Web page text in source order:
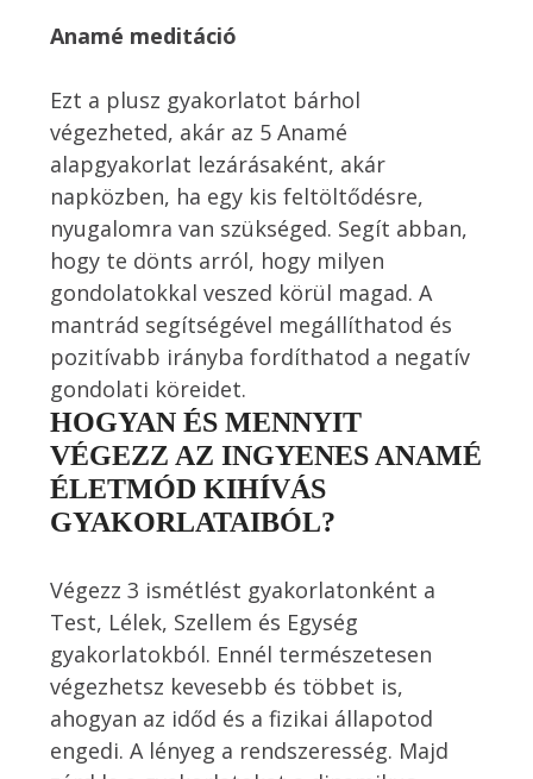
Anamé meditáció
Ezt a plusz gyakorlatot bárhol
végezheted, akár az 5 Anamé
alapgyakorlat lezárásaként, akár
napközben, ha egy kis feltöltődésre,
nyugalomra van szükséged. Segít abban,
hogy te dönts arról, hogy milyen
gondolatokkal veszed körül magad. A
mantrád segítségével megállíthatod és
pozitívabb irányba fordíthatod a negatív
gondolati köreidet.
HOGYAN ÉS MENNYIT
VÉGEZZ AZ INGYENES ANAMÉ
ÉLETMÓD KIHÍVÁS
GYAKORLATAIBÓL?
Végezz 3 ismétlést gyakorlatonként a
Test, Lélek, Szellem és Egység
gyakorlatokból. Ennél természetesen
végezhetsz kevesebb és többet is,
ahogyan az időd és a fizikai állapotod
engedi. A lényeg a rendszeresség. Majd